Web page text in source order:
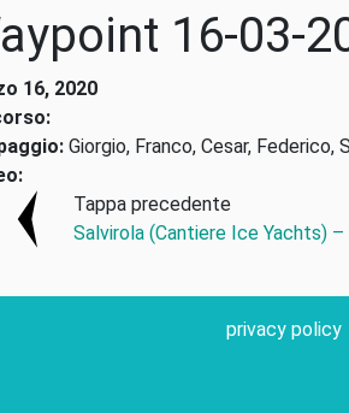
16-03-
16, 2020
Giorgio, Franco, Cesar, Federico,
Tappa precedente
Salvirola (Cantiere Ice Yachts)
privacy policy